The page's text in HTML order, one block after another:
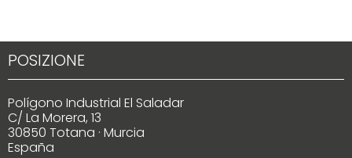
POSIZIONE
Polígono Industrial El Saladar
C/ La Morera, 13
30850 Totana · Murcia
España